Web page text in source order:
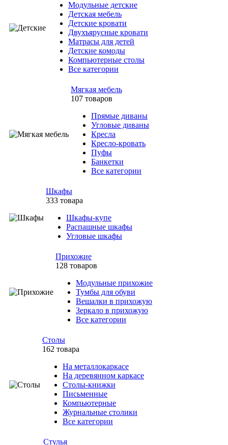
Модульные детские
Детская мебель
Детские кровати
Двухъярусные кровати
Матрасы для детей
Детские комоды
Компьютерные столы
Все категории
Мягкая мебель
107 товаров
Прямые диваны
Угловые диваны
Кресла
Кресло-кровать
Пуфы
Банкетки
Все категории
Шкафы
333 товара
Шкафы-купе
Распашные шкафы
Угловые шкафы
Прихожие
128 товаров
Модульные прихожие
Тумбы для обуви
Вешалки в прихожую
Зеркало в прихожую
Все категории
Столы
162 товара
На металлокаркасе
На деревянном каркасе
Столы-книжки
Письменные
Компьютерные
Журнальные столики
Все категории
Стулья